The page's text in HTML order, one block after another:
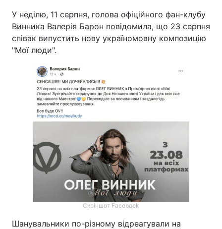
У неділю, 11 серпня, голова офіційного фан-клубу
Винника Валерія Барон повідомила, що 23 серпня
співак випустить нову україномовну композицію
"Мої люди".
Скріншот Facebook
Шанувальники по-різному відреагували на